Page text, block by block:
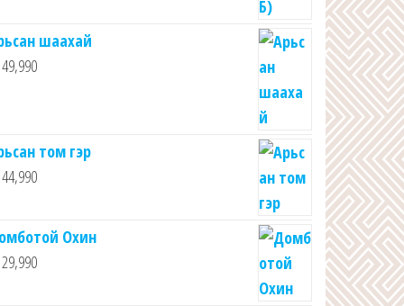
шаахай
49,990
том гэр
44,990
Охин
29,990